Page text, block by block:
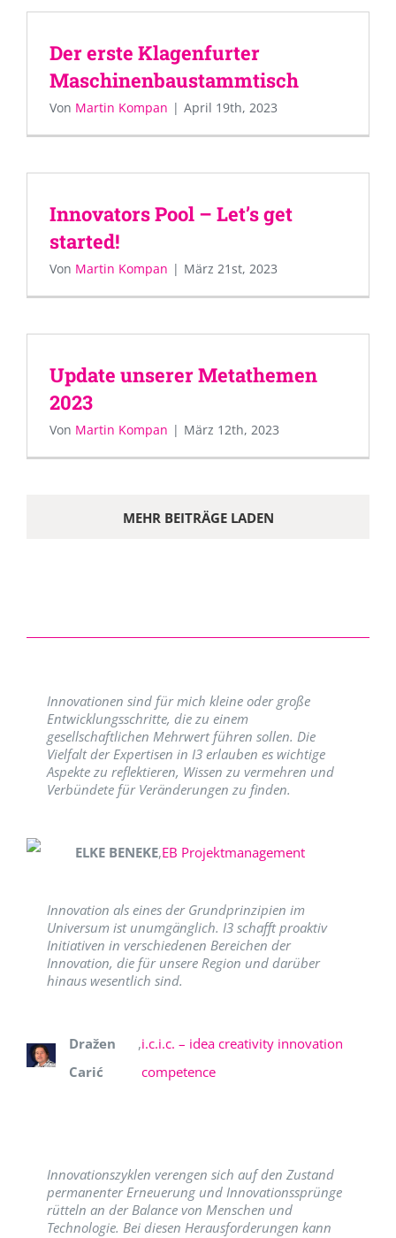
Der erste Klagenfurter
Maschinenbaustammtisch
Von Martin Kompan | April 19th, 2023
Innovators Pool – Let’s get
started!
Von Martin Kompan | März 21st, 2023
Update unserer Metathemen
2023
Von Martin Kompan | März 12th, 2023
MEHR BEITRÄGE LADEN
Innovationen sind für mich kleine oder große
Entwicklungsschritte, die zu einem
gesellschaftlichen Mehrwert führen sollen. Die
Vielfalt der Expertisen in I3 erlauben es wichtige
Aspekte zu reflektieren, Wissen zu vermehren und
Verbündete für Veränderungen zu finden.
ELKE BENEKE,EB Projektmanagement
Innovation als eines der Grundprinzipien im
Universum ist unumgänglich. I3 schafft proaktiv
Initiativen in verschiedenen Bereichen der
Innovation, die für unsere Region und darüber
hinaus wesentlich sind.
Dražen
Carić
,i.c.i.c. – idea creativity innovation
competence
Innovationszyklen verengen sich auf den Zustand
permanenter Erneuerung und Innovationssprünge
rütteln an der Balance von Menschen und
Technologie. Bei diesen Herausforderungen kann